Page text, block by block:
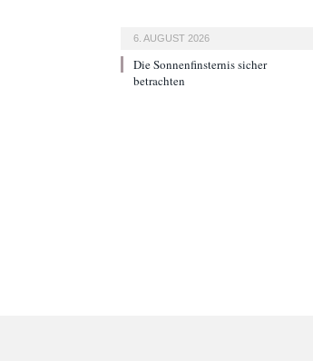
6. AUGUST 2026
Die Sonnenfinsternis sicher
betrachten